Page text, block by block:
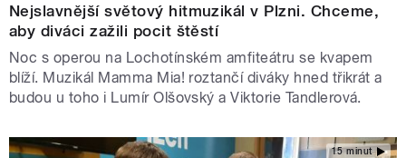
Nejslavnější světový hitmuzikál v Plzni. Chceme,
aby diváci zažili pocit štěstí
Noc s operou na Lochotínském amfiteátru se kvapem
blíží. Muzikál Mamma Mia! roztančí diváky hned třikrát a
budou u toho i Lumír Olšovský a Viktorie Tandlerová.
15 minut